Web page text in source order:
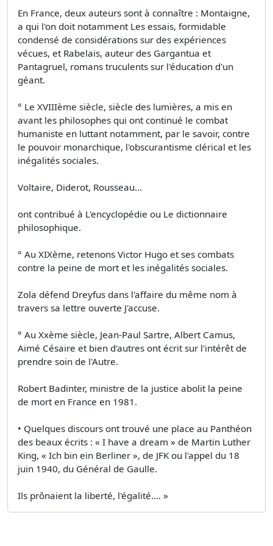
En France, deux auteurs sont à connaître : Montaigne,
a qui l'on doit notamment Les essais, formidable
condensé de considérations sur des expériences
vécues, et Rabelais, auteur des Gargantua et
Pantagruel, romans truculents sur l'éducation d'un
géant.
° Le XVIIIème siècle, siècle des lumières, a mis en
avant les philosophes qui ont continué le combat
humaniste en luttant notamment, par le savoir, contre
le pouvoir monarchique, l'obscurantisme clérical et les
inégalités sociales.
Voltaire, Diderot, Rousseau...
ont contribué à L'encyclopédie ou Le dictionnaire
philosophique.
° Au XIXème, retenons Victor Hugo et ses combats
contre la peine de mort et les inégalités sociales.
Zola défend Dreyfus dans l'affaire du même nom à
travers sa lettre ouverte J'accuse.
° Au Xxème siècle, Jean-Paul Sartre, Albert Camus,
Aimé Césaire et bien d'autres ont écrit sur l'intérêt de
prendre soin de l'Autre.
Robert Badinter, ministre de la justice abolit la peine
de mort en France en 1981.
• Quelques discours ont trouvé une place au Panthéon
des beaux écrits : « I have a dream » de Martin Luther
King, « Ich bin ein Berliner », de JFK ou l'appel du 18
juin 1940, du Général de Gaulle.
Ils prônaient la liberté, l'égalité.... »